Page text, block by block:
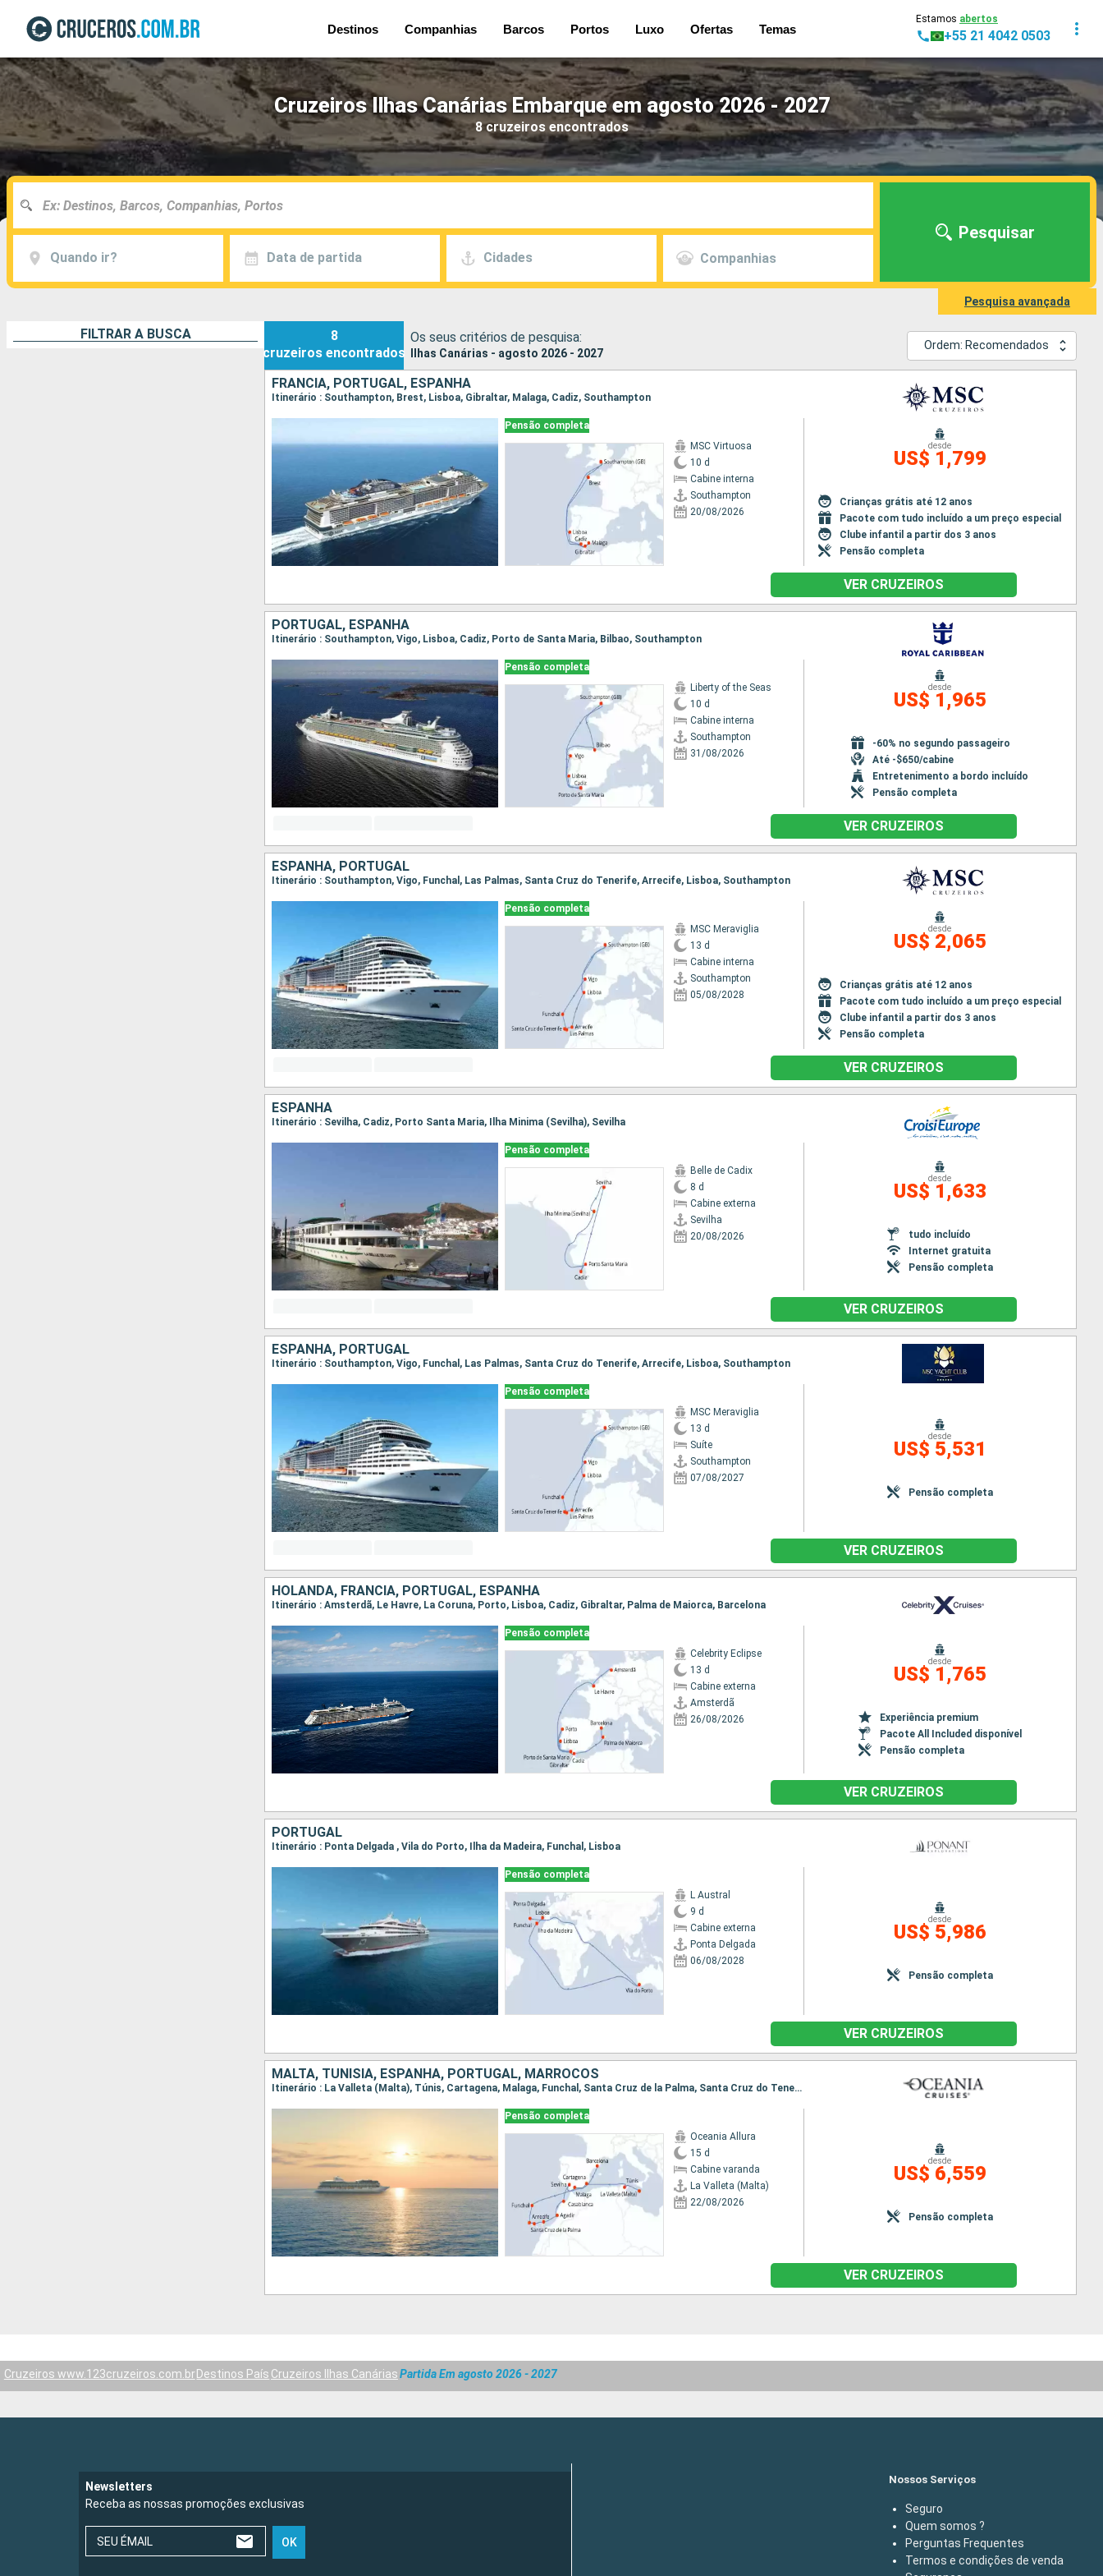
Destinos Companhias Barcos Portos Luxo Ofertas Temas
Estamos abertos
+55 21 4042 0503
Cruzeiros Ilhas Canárias Embarque em agosto 2026 - 2027
8 cruzeiros encontrados
Quando ir? Data de partida Cidades Companhias
Pesquisar
Pesquisa avançada
FILTRAR A BUSCA
8
cruzeiros encontrados
Os seus critérios de pesquisa:
Ilhas Canárias - agosto 2026 - 2027
Ordem: Recomendados
FRANCIA, PORTUGAL, ESPANHA
Itinerário : Southampton, Brest, Lisboa, Gibraltar, Malaga, Cadiz, Southampton
Pensão completa
MSC Virtuosa
10 d
Cabine interna
Southampton
20/08/2026
desde
US$ 1,799
Crianças grátis até 12 anos
Pacote com tudo incluído a um preço especial
Clube infantil a partir dos 3 anos
Pensão completa
VER CRUZEIROS
PORTUGAL, ESPANHA
Itinerário : Southampton, Vigo, Lisboa, Cadiz, Porto de Santa Maria, Bilbao, Southampton
Pensão completa
Liberty of the Seas
10 d
Cabine interna
Southampton
31/08/2026
desde
US$ 1,965
-60% no segundo passageiro
Até -$650/cabine
Entretenimento a bordo incluído
Pensão completa
VER CRUZEIROS
ESPANHA, PORTUGAL
Itinerário : Southampton, Vigo, Funchal, Las Palmas, Santa Cruz do Tenerife, Arrecife, Lisboa, Southampton
Pensão completa
MSC Meraviglia
13 d
Cabine interna
Southampton
05/08/2028
desde
US$ 2,065
Crianças grátis até 12 anos
Pacote com tudo incluído a um preço especial
Clube infantil a partir dos 3 anos
Pensão completa
VER CRUZEIROS
ESPANHA
Itinerário : Sevilha, Cadiz, Porto Santa Maria, Ilha Minima (Sevilha), Sevilha
Pensão completa
Belle de Cadix
8 d
Cabine externa
Sevilha
20/08/2026
desde
US$ 1,633
tudo incluído
Internet gratuita
Pensão completa
VER CRUZEIROS
ESPANHA, PORTUGAL
Itinerário : Southampton, Vigo, Funchal, Las Palmas, Santa Cruz do Tenerife, Arrecife, Lisboa, Southampton
Pensão completa
MSC Meraviglia
13 d
Suíte
Southampton
07/08/2027
desde
US$ 5,531
Pensão completa
VER CRUZEIROS
HOLANDA, FRANCIA, PORTUGAL, ESPANHA
Itinerário : Amsterdã, Le Havre, La Coruna, Porto, Lisboa, Cadiz, Gibraltar, Palma de Maiorca, Barcelona
Pensão completa
Celebrity Eclipse
13 d
Cabine externa
Amsterdã
26/08/2026
desde
US$ 1,765
Experiência premium
Pacote All Included disponível
Pensão completa
VER CRUZEIROS
PORTUGAL
Itinerário : Ponta Delgada , Vila do Porto, Ilha da Madeira, Funchal, Lisboa
Pensão completa
L Austral
9 d
Cabine externa
Ponta Delgada
06/08/2028
desde
US$ 5,986
Pensão completa
VER CRUZEIROS
MALTA, TUNÍSIA, ESPANHA, PORTUGAL, MARROCOS
Itinerário : La Valleta (Malta), Túnis, Cartagena, Malaga, Funchal, Santa Cruz de la Palma, Santa Cruz do Tenerife, Arrecife, Agadir, Casablanca, Sevilha, Barcelona
Pensão completa
Oceania Allura
15 d
Cabine varanda
La Valleta (Malta)
22/08/2026
desde
US$ 6,559
Pensão completa
VER CRUZEIROS
Cruzeiros www.123cruzeiros.com.br Destinos País Cruzeiros Ilhas CanáriasPartida Em agosto 2026 - 2027
Newsletters
Receba as nossas promoções exclusivas
SEU ÉMAIL OK
Nossos Serviços
Seguro
Quem somos ?
Perguntas Frequentes
Termos e condições de venda